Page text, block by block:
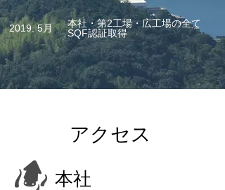
本社・第2工場・広工場の全て
SQF認証取得
2019. 5月
​​アクセス
​本社